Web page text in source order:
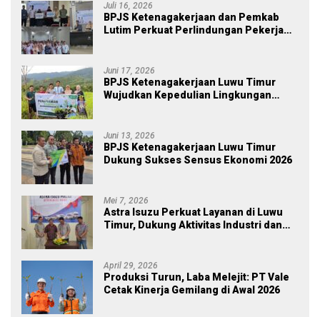
Juli 16, 2026
BPJS Ketenagakerjaan dan Pemkab
Lutim Perkuat Perlindungan Pekerja
Juni 17, 2026
BPJS Ketenagakerjaan Luwu Timur
Wujudkan Kepedulian Lingkungan
Juni 13, 2026
BPJS Ketenagakerjaan Luwu Timur
Dukung Sukses Sensus Ekonomi 2026
Mei 7, 2026
Astra Isuzu Perkuat Layanan di Luwu
Timur, Dukung Aktivitas Industri dan
April 29, 2026
Produksi Turun, Laba Melejit: PT Vale
Cetak Kinerja Gemilang di Awal 2026